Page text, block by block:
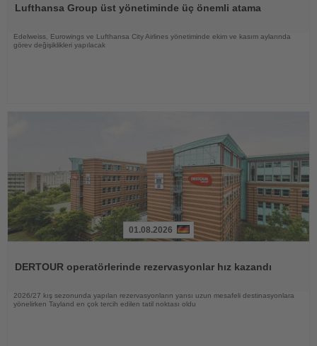
Lufthansa Group üst yönetiminde üç önemli atama
Edelweiss, Eurowings ve Lufthansa City Airlines yönetiminde ekim ve kasım aylarında
görev değişiklikleri yapılacak
01.08.2026
DERTOUR operatörlerinde rezervasyonlar hız kazandı
2026/27 kış sezonunda yapılan rezervasyonların yarısı uzun mesafeli destinasyonlara
yönelirken Tayland en çok tercih edilen tatil noktası oldu